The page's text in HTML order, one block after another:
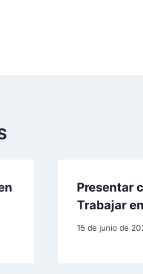
Presentar
Trabajar
15 de junio de